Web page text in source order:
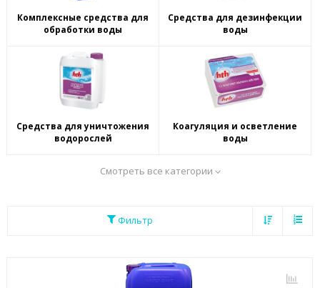
Комплексные средства для
обработки воды
Средства для дезинфекции
воды
Средства для уничтожения
водорослей
Коагуляция и осветление
воды
Смотреть все категории
Фильтр